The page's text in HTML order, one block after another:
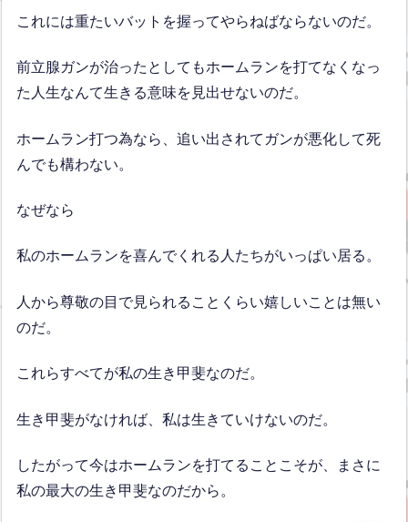
これには重たいバットを握ってやらねばならないのだ。
前立腺ガンが治ったとしてもホームランを打てなくなっ
た人生なんて生きる意味を見出せないのだ。
ホームラン打つ為なら、追い出されてガンが悪化して死
んでも構わない。
なぜなら
私のホームランを喜んでくれる人たちがいっぱい居る。
人から尊敬の目で見られることくらい嬉しいことは無い
のだ。
これらすべてが私の生き甲斐なのだ。
生き甲斐がなければ、私は生きていけないのだ。
したがって今はホームランを打てることこそが、まさに
私の最大の生き甲斐なのだから。